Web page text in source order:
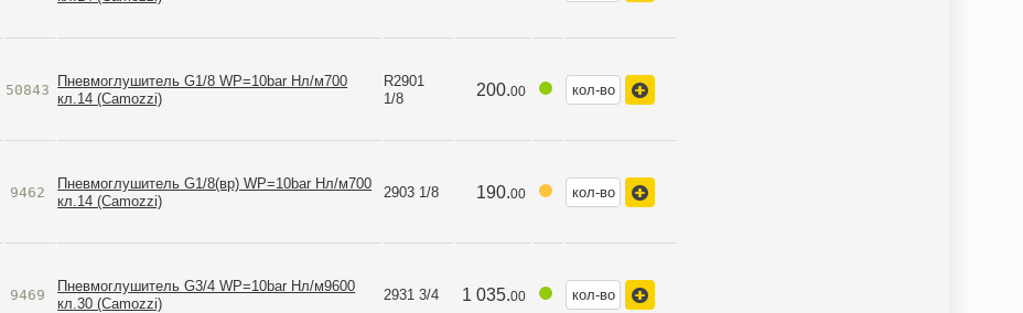
50843
Пневмоглушитель G1/8 WP=10bar Нл/м700
кл.14 (Camozzi)
R2901
1/8
200.00
9462
Пневмоглушитель G1/8(вр) WP=10bar Нл/м700
кл.14 (Camozzi)
2903 1/8 190.00
9469
Пневмоглушитель G3/4 WP=10bar Нл/м9600
кл.30 (Camozzi)
2931 3/4 1 035.00